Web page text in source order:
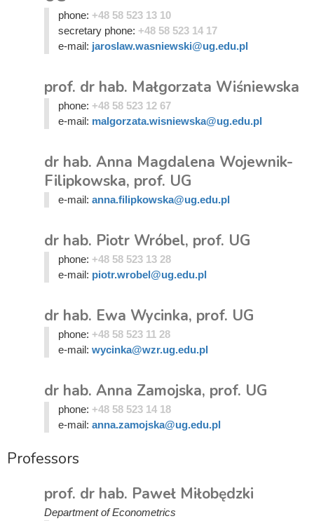
phone: +48 58 523 13 10
secretary phone: +48 58 523 14 17
e-mail: jaroslaw.wasniewski@ug.edu.pl
prof. dr hab. Małgorzata Wiśniewska
phone: +48 58 523 12 67
e-mail: malgorzata.wisniewska@ug.edu.pl
dr hab. Anna Magdalena Wojewnik-
Filipkowska, prof. UG
e-mail: anna.filipkowska@ug.edu.pl
dr hab. Piotr Wróbel, prof. UG
phone: +48 58 523 13 28
e-mail: piotr.wrobel@ug.edu.pl
dr hab. Ewa Wycinka, prof. UG
phone: +48 58 523 11 28
e-mail: wycinka@wzr.ug.edu.pl
dr hab. Anna Zamojska, prof. UG
phone: +48 58 523 14 18
e-mail: anna.zamojska@ug.edu.pl
Professors
prof. dr hab. Paweł Miłobędzki
Department of Econometrics